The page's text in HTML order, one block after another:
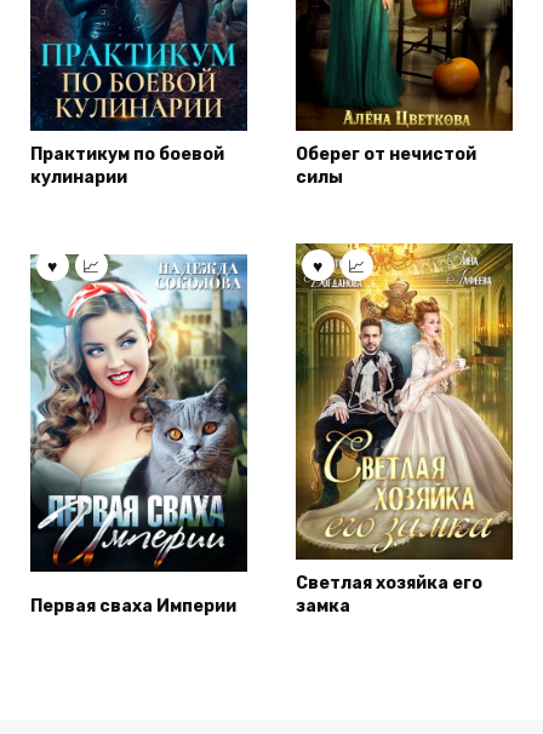
Практикум по боевой
кулинарии
Оберег от нечистой
силы
Первая сваха Империи
Светлая хозяйка его
замка